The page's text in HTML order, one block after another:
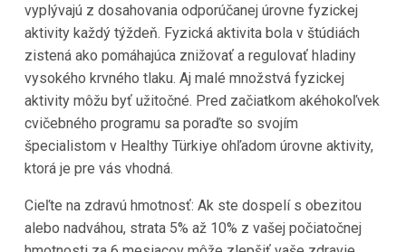
vyplývajú z dosahovania odporúčanej úrovne fyzickej
aktivity každý týždeň. Fyzická aktivita bola v štúdiách
zistená ako pomáhajúca znižovať a regulovať hladiny
vysokého krvného tlaku. Aj malé množstvá fyzickej
aktivity môžu byť užitočné. Pred začiatkom akéhokoľvek
cvičebného programu sa poraďte so svojím
špecialistom v Healthy Türkiye ohľadom úrovne aktivity,
ktorá je pre vás vhodná.
Cieľte na zdravú hmotnosť: Ak ste dospelí s obezitou
alebo nadváhou, strata 5% až 10% z vašej počiatočnej